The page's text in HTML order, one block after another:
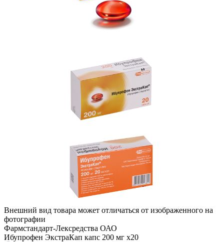
Внешний вид товара может отличаться от изображенного на
фотографии
Фармстандарт-Лексредства ОАО
Ибупрофен ЭкстраКап капс 200 мг x20